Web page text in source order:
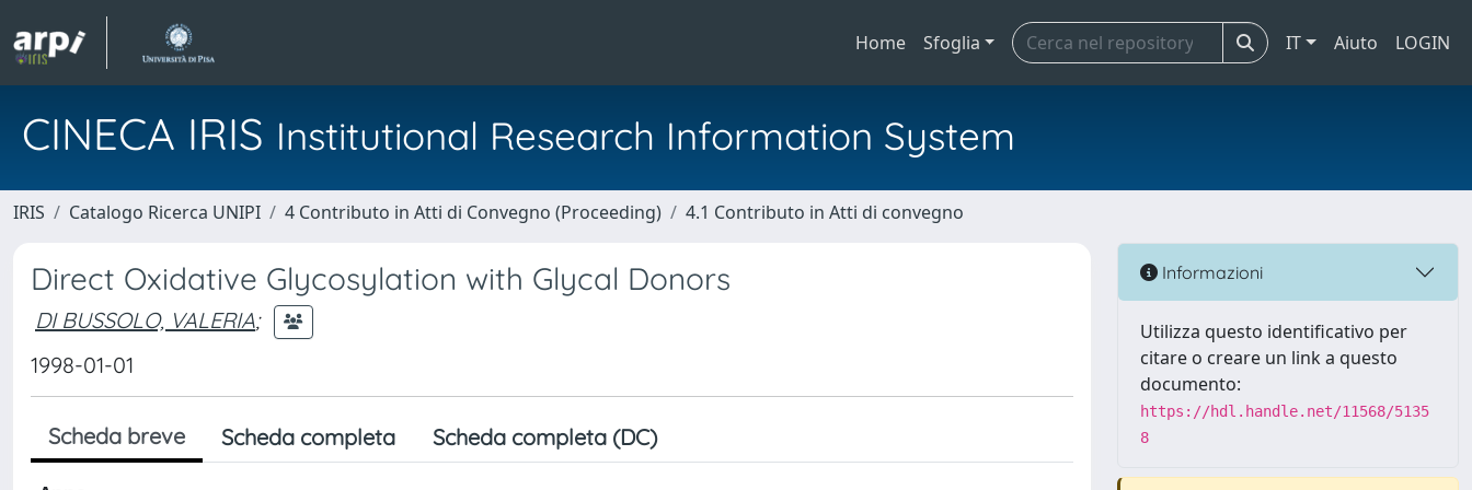
Home Sfoglia IT Aiuto LOGIN
CINECA IRIS Institutional Research Information System
IRIS Catalogo Ricerca UNIPI 4 Contributo in Atti di Convegno (Proceeding) 4.1 Contributo in Atti di convegno
Direct Oxidative Glycosylation with Glycal Donors
DI BUSSOLO, VALERIA;
1998-01-01
Scheda breve Scheda completa Scheda completa (DC)
Informazioni
Utilizza questo identificativo per
citare o creare un link a questo
documento:
https://hdl.handle.net/11568/5135
8